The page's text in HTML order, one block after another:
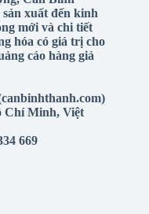
hóa có giá trị cho
cáo hàng giả
669